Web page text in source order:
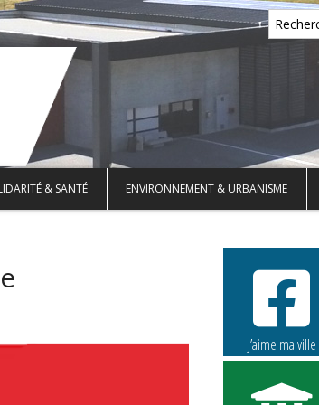
& SANTÉ ENVIRONNEMENT & URBANISME
J’aime ma ville